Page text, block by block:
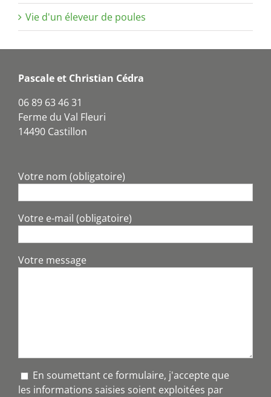
Vie d'un éleveur de poules
Pascale et Christian Cédra
06 89 63 46 31
Ferme du Val Fleuri
14490 Castillon
Votre nom (obligatoire)
Votre e-mail (obligatoire)
Votre message
En soumettant ce formulaire, j'accepte que
les informations saisies soient exploitées par